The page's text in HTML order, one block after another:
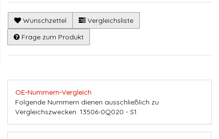
Wunschzettel
Vergleichsliste
Frage zum Produkt
OE-Nummern-Vergleich
Folgende Nummern dienen ausschließlich zu
Vergleichszwecken: 13506-0Q020 - S1